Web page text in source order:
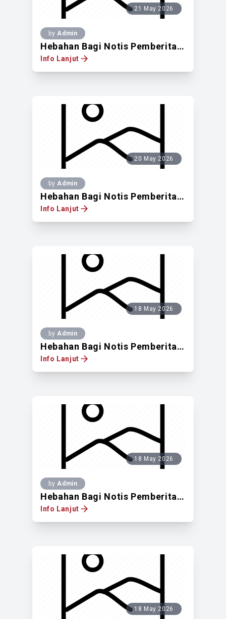
21 May 2026
by Admin
Hebahan Bagi Notis Pemberitahuan Untuk Mendapatkan Pandangan Pemilik Tanah Berdaftar Di Atas Lot 5620, Jalan Bambu Berasa 1, Jinjang Selatan, Mukim Batu, 52100 WPKL
Info Lanjut
20 May 2026
by Admin
Hebahan Bagi Notis Pemberitahuan Untuk Mendapatkan Pandangan Pemilik Tanah Berdaftar Di Atas Lot 236, Jalan Ampang, Seksyen, Bandar Kuala Lumpur, WPKL
Info Lanjut
18 May 2026
by Admin
Hebahan Bagi Notis Pemberitahuan Untuk Mendapatkan Pandangan Pemilik Tanah Berdaftar Di Atas Lot 40184, No.1 Jalan Bullion Mewah 4, Taman Bullion Mewah, Mukim Batu Dalam Bandaraya Kuala Lumpur
Info Lanjut
18 May 2026
by Admin
Hebahan Bagi Notis Pemberitahuan Untuk Mendapatkan Pandangan Pemilik Tanah Berdaftar Di Atas Lot 481838 Dan Pt 50296, Jalan Bukit Pantai, Mukim Kuala Lumpur, Daerah Kuala Lumpur, WPKL
Info Lanjut
18 May 2026